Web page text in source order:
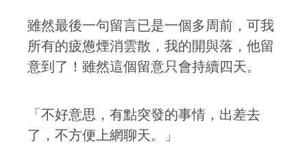
雖然最後一句留言已是一個多周前，可我
所有的疲憊煙消雲散，我的開與落，他留
意到了！雖然這個留意只會持續四天。
「不好意思，有點突發的事情，出差去
了，不方便上網聊天。」